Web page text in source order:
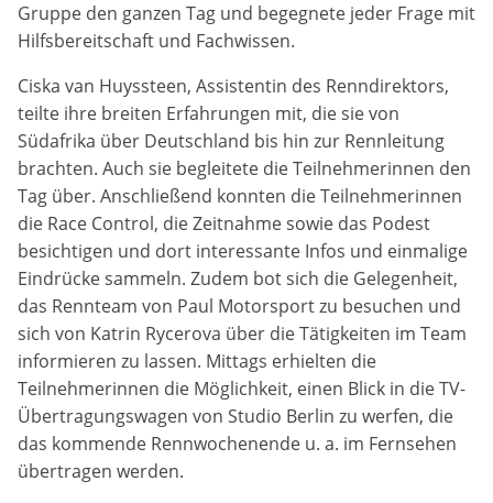
Gruppe den ganzen Tag und begegnete jeder Frage mit
Hilfsbereitschaft und Fachwissen.
Ciska van Huyssteen, Assistentin des Renndirektors,
teilte ihre breiten Erfahrungen mit, die sie von
Südafrika über Deutschland bis hin zur Rennleitung
brachten. Auch sie begleitete die Teilnehmerinnen den
Tag über. Anschließend konnten die Teilnehmerinnen
die Race Control, die Zeitnahme sowie das Podest
besichtigen und dort interessante Infos und einmalige
Eindrücke sammeln. Zudem bot sich die Gelegenheit,
das Rennteam von Paul Motorsport zu besuchen und
sich von Katrin Rycerova über die Tätigkeiten im Team
informieren zu lassen. Mittags erhielten die
Teilnehmerinnen die Möglichkeit, einen Blick in die TV-
Übertragungswagen von Studio Berlin zu werfen, die
das kommende Rennwochenende u. a. im Fernsehen
übertragen werden.
Cookie Laufzeit:
24 Stunden
Cookie Consent
Name:
cookie_consent
DMSB
Zweck:
Dieser Cookie speichert die gewählten Cookie-
Einstellungen.
Cookie Laufzeit:
12 Monate